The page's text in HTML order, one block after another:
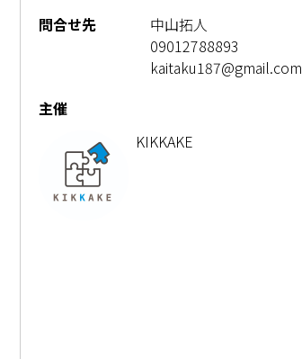
問合せ先
中山拓人
09012788893
kaitaku187@gmail.com
主催
KIKKAKE